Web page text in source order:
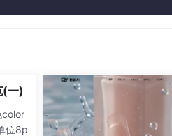
生产环境产生过多噪音
情况
重：
(一)
color
位8p